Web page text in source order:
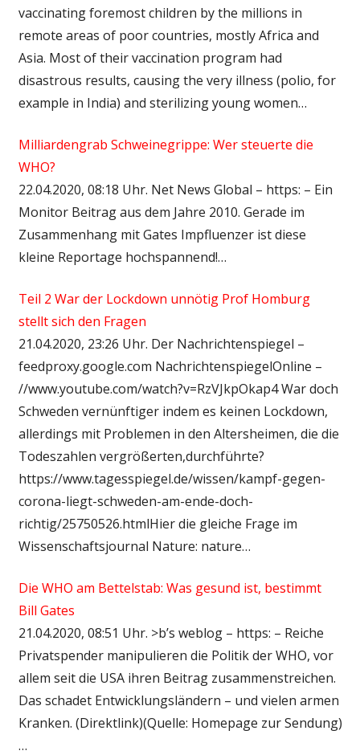
vaccinating foremost children by the millions in
remote areas of poor countries, mostly Africa and
Asia. Most of their vaccination program had
disastrous results, causing the very illness (polio, for
example in India) and sterilizing young women…
Milliardengrab Schweinegrippe: Wer steuerte die
WHO?
22.04.2020, 08:18 Uhr. Net News Global – https: – Ein
Monitor Beitrag aus dem Jahre 2010. Gerade im
Zusammenhang mit Gates Impfluenzer ist diese
kleine Reportage hochspannend!…
Teil 2 War der Lockdown unnötig Prof Homburg
stellt sich den Fragen
21.04.2020, 23:26 Uhr. Der Nachrichtenspiegel –
feedproxy.google.com NachrichtenspiegelOnline –
//www.youtube.com/watch?v=RzVJkpOkap4 War doch
Schweden vernünftiger indem es keinen Lockdown,
allerdings mit Problemen in den Altersheimen, die die
Todeszahlen vergrößerten,durchführte?
https://www.tagesspiegel.de/wissen/kampf-gegen-
corona-liegt-schweden-am-ende-doch-
richtig/25750526.htmlHier die gleiche Frage im
Wissenschaftsjournal Nature: nature…
Die WHO am Bettelstab: Was gesund ist, bestimmt
Bill Gates
21.04.2020, 08:51 Uhr. >b’s weblog – https: – Reiche
Privatspender manipulieren die Politik der WHO, vor
allem seit die USA ihren Beitrag zusammenstreichen.
Das schadet Entwicklungsländern – und vielen armen
Kranken. (Direktlink)(Quelle: Homepage zur Sendung)
…